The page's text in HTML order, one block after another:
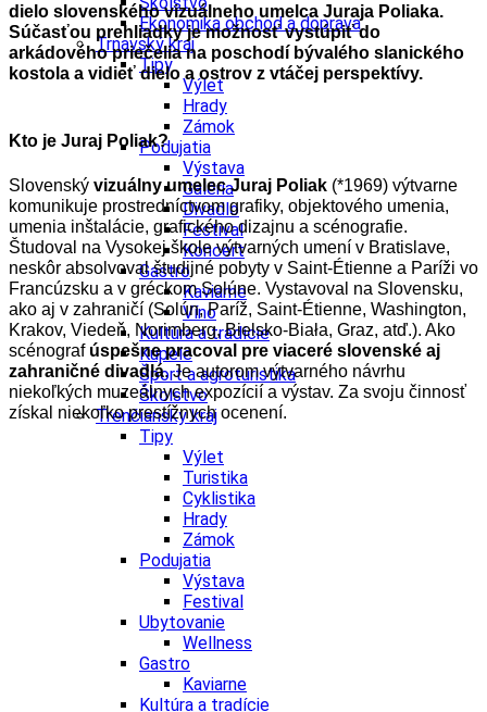
Ekonomika obchod a doprava
Trnavský kraj
Tipy
Výlet
Hrady
Zámok
Podujatia
Výstava
Galéria
Divadlo
Festival
Koncert
Gastro
Kaviarne
Víno
Kultúra a tradície
Kúpele
Šport a agroturistika
Školstvo
Trenčiansky kraj
Tipy
Výlet
Turistika
Cyklistika
Hrady
Zámok
Podujatia
Výstava
Festival
Ubytovanie
Wellness
Gastro
Kaviarne
Kultúra a tradície
dielo slovenského vizuálneho umelca Juraja Poliaka.
Súčasťou prehliadky je možnosť vystúpiť do
arkádového priečelia na poschodí bývalého slanického
kostola a vidieť dielo a ostrov z vtáčej perspektívy.
Kto je Juraj Poliak?
Slovenský vizuálny umelec Juraj Poliak (*1969) výtvarne
komunikuje prostredníctvom grafiky, objektového umenia,
umenia inštalácie, grafického dizajnu a scénografie.
Študoval na Vysokej škole výtvarných umení v Bratislave,
neskôr absolvoval študijné pobyty v Saint-Étienne a Paríži vo
Francúzsku a v gréckom Solúne. Vystavoval na Slovensku,
ako aj v zahraničí (Solún, Paríž, Saint-Étienne, Washington,
Krakov, Viedeň, Norimberg, Bielsko-Biała, Graz, atď.). Ako
scénograf úspešne pracoval pre viaceré slovenské aj
zahraničné divadlá. Je autorom výtvarného návrhu
niekoľkých muzeálnych expozícií a výstav. Za svoju činnosť
získal niekoľko prestížnych ocenení.